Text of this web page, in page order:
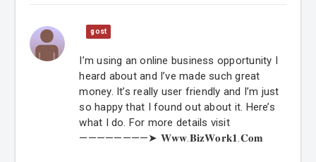
gost
I’m using an online business opportunity I
heard about and I’ve made such great
money. It’s really user friendly and I’m just
so happy that I found out about it. Here’s
what I do. For more details visit
————————➤ 𝐖𝐰𝐰.𝐁𝐢𝐳𝐖𝐨𝐫𝐤𝟏.𝐂𝐨𝐦